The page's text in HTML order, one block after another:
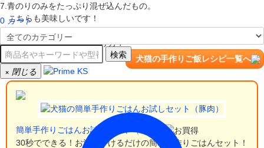
0 カート
検索
× 閉じる
7.青のりのみをたっぷり混ぜ込んだもの。
こちらも美味しいです！
犬猫の手作りご飯レシピ一覧へ
簡単手作りごはんお試しセット（豚肉）
30秒でできる！お湯をかけるだけの簡単手作りごはんセット！